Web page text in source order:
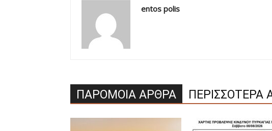
entos polis
ΠΑΡΟΜΟΙΑ ΑΡΘΡΑ